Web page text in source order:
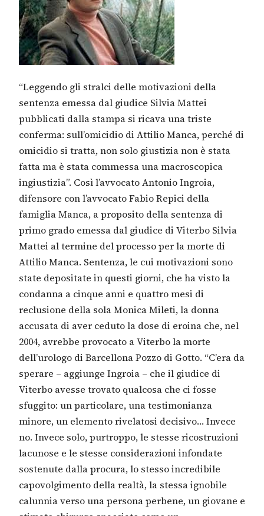
“Leggendo gli stralci delle motivazioni della
sentenza emessa dal giudice Silvia Mattei
pubblicati dalla stampa si ricava una triste
conferma: sull’omicidio di Attilio Manca, perché di
omicidio si tratta, non solo giustizia non è stata
fatta ma è stata commessa una macroscopica
ingiustizia”. Così l’avvocato Antonio Ingroia,
difensore con l’avvocato Fabio Repici della
famiglia Manca, a proposito della sentenza di
primo grado emessa dal giudice di Viterbo Silvia
Mattei al termine del processo per la morte di
Attilio Manca. Sentenza, le cui motivazioni sono
state depositate in questi giorni, che ha visto la
condanna a cinque anni e quattro mesi di
reclusione della sola Monica Mileti, la donna
accusata di aver ceduto la dose di eroina che, nel
2004, avrebbe provocato a Viterbo la morte
dell’urologo di Barcellona Pozzo di Gotto. “C’era da
sperare – aggiunge Ingroia – che il giudice di
Viterbo avesse trovato qualcosa che ci fosse
sfuggito: un particolare, una testimonianza
minore, un elemento rivelatosi decisivo… Invece
no. Invece solo, purtroppo, le stesse ricostruzioni
lacunose e le stesse considerazioni infondate
sostenute dalla procura, lo stesso incredibile
capovolgimento della realtà, la stessa ignobile
calunnia verso una persona perbene, un giovane e